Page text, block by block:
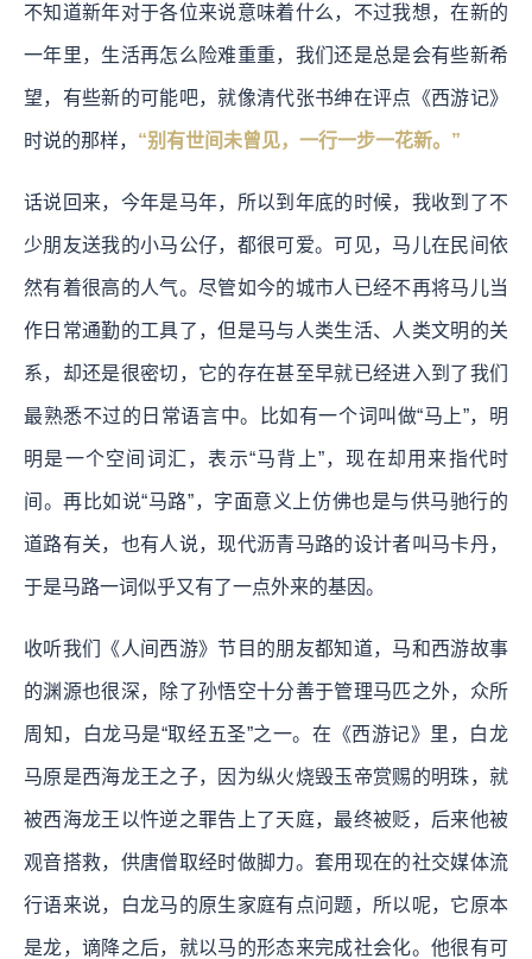
不知道新年对于各位来说意味着什么，不过我想，在新的
一年里，生活再怎么险难重重，我们还是总是会有些新希
望，有些新的可能吧，就像清代张书绅在评点《西游记》
时说的那样， “别有世间未曾见，一行一步一花新。”
话说回来，今年是马年，所以到年底的时候，我收到了不
少朋友送我的小马公仔，都很可爱。可见，马儿在民间依
然有着很高的人气。尽管如今的城市人已经不再将马儿当
作日常通勤的工具了，但是马与人类生活、人类文明的关
系，却还是很密切，它的存在甚至早就已经进入到了我们
最熟悉不过的日常语言中。比如有一个词叫做“马上”，明
明是一个空间词汇，表示“马背上”，现在却用来指代时
间。再比如说“马路”，字面意义上仿佛也是与供马驰行的
道路有关，也有人说，现代沥青马路的设计者叫马卡丹，
于是马路一词似乎又有了一点外来的基因。
收听我们《人间西游》节目的朋友都知道，马和西游故事
的渊源也很深，除了孙悟空十分善于管理马匹之外，众所
周知，白龙马是“取经五圣”之一。在《西游记》里，白龙
马原是西海龙王之子，因为纵火烧毁玉帝赏赐的明珠，就
被西海龙王以忤逆之罪告上了天庭，最终被贬，后来他被
观音搭救，供唐僧取经时做脚力。套用现在的社交媒体流
行语来说，白龙马的原生家庭有点问题，所以呢，它原本
是龙，谪降之后，就以马的形态来完成社会化。他很有可